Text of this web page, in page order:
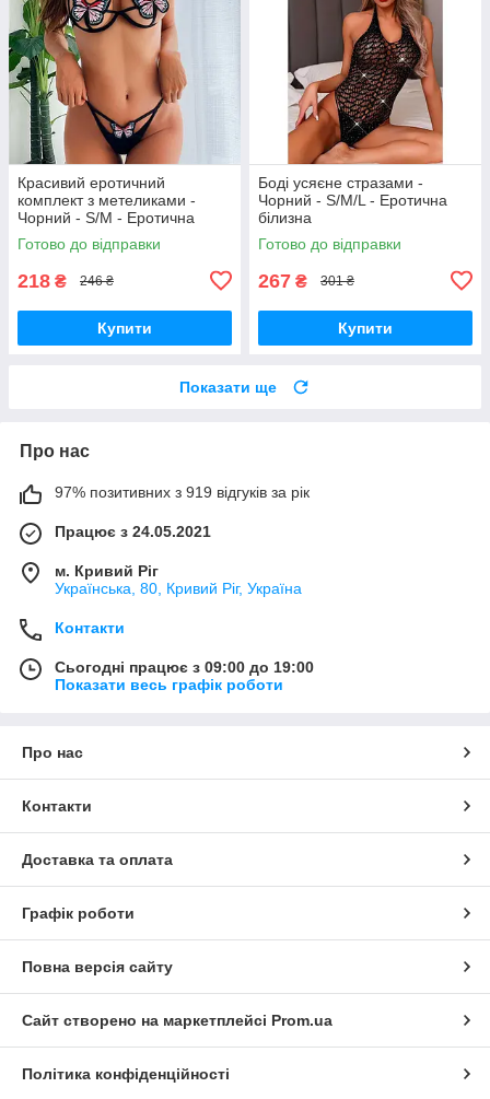
Красивий еротичний
комплект з метеликами -
Чорний - S/M - Еротична
білизна
Готово до відправки
218 ₴ 246 ₴
Купити
Боді усяєне стразами -
Чорний - S/M/L - Еротична
білизна
Готово до відправки
267 ₴ 301 ₴
Купити
Показати ще
Про нас
97% позитивних з 919 відгуків за рік
Працює з 24.05.2021
м. Кривий Ріг
Українська, 80, Кривий Ріг, Україна
Контакти
Сьогодні працює з 09:00 до 19:00
Показати весь графік роботи
Про нас
Контакти
Доставка та оплата
Графік роботи
Повна версія сайту
Сайт створено на маркетплейсі Prom.ua
Політика конфіденційності